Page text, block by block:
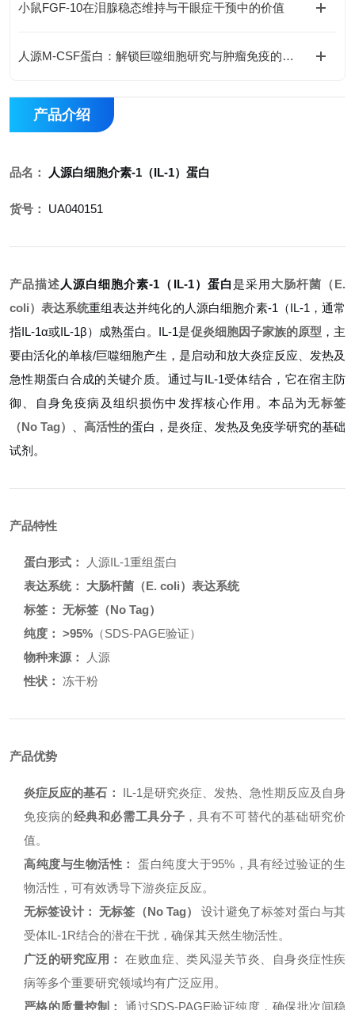
小鼠FGF-10在泪腺稳态维持与干眼症干预中的价值
人源M-CSF蛋白：解锁巨噬细胞研究与肿瘤免疫的科研密钥
产品介绍
品名： 人源白细胞介素-1（IL-1）蛋白
货号： UA040151
产品描述 人源白细胞介素-1（IL-1）蛋白是采用大肠杆菌（E.
coli）表达系统重组表达并纯化的人源白细胞介素-1（IL-1，通常
指IL-1α或IL-1β）成熟蛋白。IL-1是促炎细胞因子家族的原型 ，主
要由活化的单核/巨噬细胞产生，是启动和放大炎症反应、发热及
急性期蛋白合成的关键介质。通过与IL-1受体结合，它在宿主防
御、自身免疫病及组织损伤中发挥核心作用。本品为无标签
（No Tag）
高活性的蛋白，是炎症、发热及免疫学研究的基础
试剂。
产品特性
蛋白形式：
人源IL-1重组蛋白
表达系统：
大肠杆菌（E. coli）表达系统
标签： 无标签（No Tag）
纯度： >95% （SDS-PAGE验证）
物种来源：
人源
性状： 冻干粉
产品优势
炎症反应的基石：
IL-1是研究炎症、发热、急性期反应及自身
免疫病的经典和必需工具分子 ，具有不可替代的基础研究价
值。
高纯度与生物活性：
蛋白纯度大于95%，具有经过验证的生
物活性，可有效诱导下游炎症反应。
无标签设计： 无标签（No Tag）
设计避免了标签对蛋白与其
受体IL-1R结合的潜在干扰，确保其天然生物活性。
广泛的研究应用：
在败血症、类风湿关节炎、自身炎症性疾
病等多个重要研究领域均有广泛应用。
严格的质量控制：
通过SDS-PAGE验证纯度，确保批次间稳